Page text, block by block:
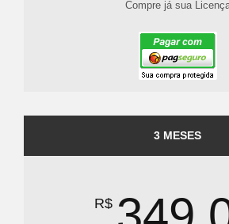
Compre já sua
3 MESES
R$